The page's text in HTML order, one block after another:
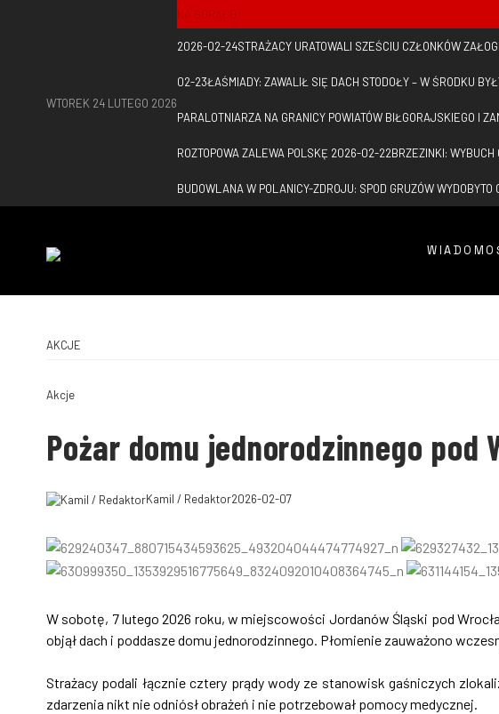
WTOREK 24 LUTEGO 2026
NA GORĄCO
2026-02-24STRAŻACY URATOWALI SZEŚCIU CZŁONKÓW
02-23ŁAŚMIADY: ZAWALIŁ SIĘ DACH STODOŁY – W ŚRODKU
PARALOTNIARZA NA GRANICY POWIATÓW BIŁGORAJSKIEGO I
ROZTOPOWA ZALEWA POLSKĘ 2026-02-22BRZEZINKI:
BUDOWLANA W POLANICY-ZDROJU: SPOD GRUZÓW WYDOBYTO
AKCJE
Akcje
Pożar domu jednorodzinnego pod
Kamil / Redaktor2026-02-07
W sobotę, 7 lutego 2026 roku, w miejscowości Jordanów Śląski pod
objął dach i poddasze domu jednorodzinnego. Płomienie zauważono
Strażacy podali łącznie cztery prądy wody ze stanowisk gaśniczych
zdarzenia nikt nie odniósł obrażeń i nie potrzebował pomocy medycznej.